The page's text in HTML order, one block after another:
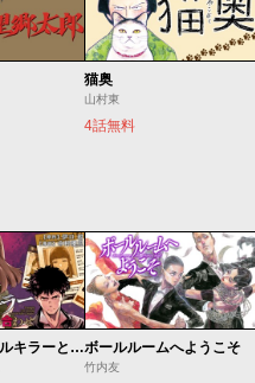
猫奥
山村東
4話無料
今夜もシリアルキラーと待ち合わせボールルームへようこそ
竹内友